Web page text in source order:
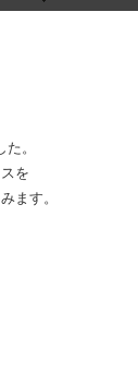
索:
。
を
ます。